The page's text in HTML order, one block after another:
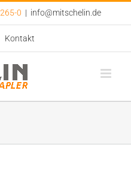
0 | info@mitschelin.de
Kontakt